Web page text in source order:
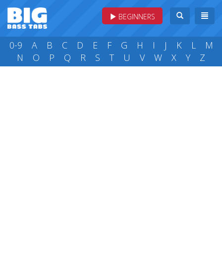
BEGINNERS
0-9 A B C D E F G H I J K L
M
N
O P Q R S T U V W X Y Z